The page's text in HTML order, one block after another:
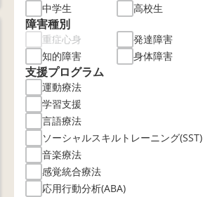
中学生
高校生
障害種別
重症心身
発達障害
知的障害
身体障害
支援プログラム
運動療法
学習支援
言語療法
ソーシャルスキルトレーニング(SST)
音楽療法
感覚統合療法
応用行動分析(ABA)